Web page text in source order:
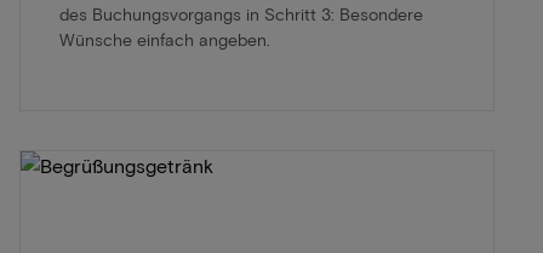
des Buchungsvorgangs in Schritt 3: Besondere
Wünsche einfach angeben.